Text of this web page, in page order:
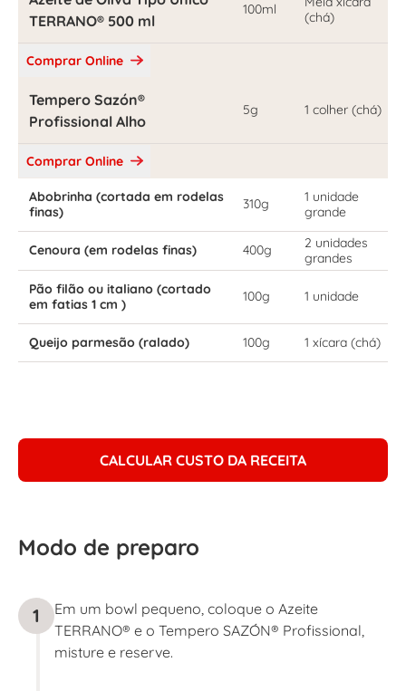
TERRANO® 500 ml
100ml
(chá)
Comprar Online
Tempero Sazón®
Profissional Alho
5g 1 colher (chá)
Comprar Online
Abobrinha (cortada em rodelas
finas)
310g
1 unidade
grande
Cenoura (em rodelas finas) 400g
2 unidades
grandes
Pão filão ou italiano (cortado
em fatias 1 cm )
100g 1 unidade
Queijo parmesão (ralado) 100g 1 xícara (chá)
CALCULAR CUSTO DA RECEITA
Modo de preparo
1
Em um bowl pequeno, coloque o Azeite
TERRANO® e o Tempero SAZÓN® Profissional,
misture e reserve.